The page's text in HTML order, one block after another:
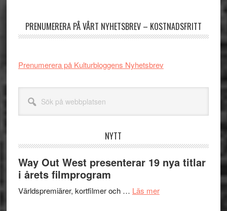
PRENUMERERA PÅ VÅRT NYHETSBREV – KOSTNADSFRITT
Prenumerera på Kulturbloggens Nyhetsbrev
webbplatsen
NYTT
Way Out West presenterar 19 nya titlar
i årets filmprogram
Världspremiärer, kortfilmer och … Läs merom